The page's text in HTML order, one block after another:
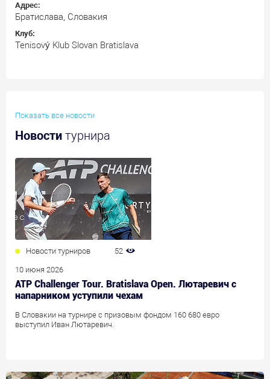
Адрес:
Братислава, Словакия
Клуб:
Tenisový Klub Slovan Bratislava
Показать все новости
Новости турнира
Новости турниров 52
10 июня 2026
ATP Challenger Tour. Bratislava Open. Лютаревич с
напарником уступили чехам
В Словакии на турнире с призовым фондом 160 680 евро
выступил Иван Лютаревич.